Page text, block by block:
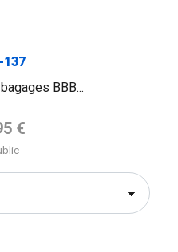
137
BBB...
de base
€